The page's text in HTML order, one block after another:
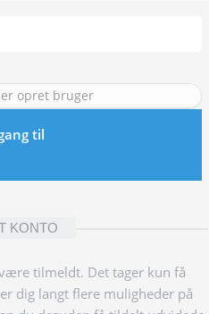
opret bruger
til
KONTO
tilmeldt. Det tager kun få
dig langt flere muligheder på